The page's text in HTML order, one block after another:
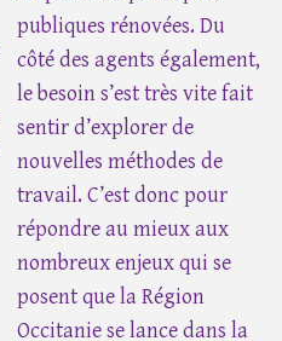
publiques rénovées. Du
côté des agents également,
le besoin s’est très vite fait
sentir d’explorer de
nouvelles méthodes de
travail. C’est donc pour
répondre au mieux aux
nombreux enjeux qui se
posent que la Région
Occitanie se lance dans la